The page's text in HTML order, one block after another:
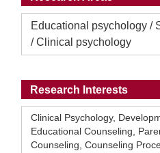
Educational psychology /
/ Clinical psychology
Research Interests
Clinical Psychology,
Educational Counseling,
Counseling, Counseling